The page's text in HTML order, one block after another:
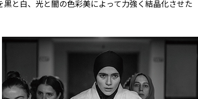
と白、光と闇の色彩美によって力強く結晶化させた